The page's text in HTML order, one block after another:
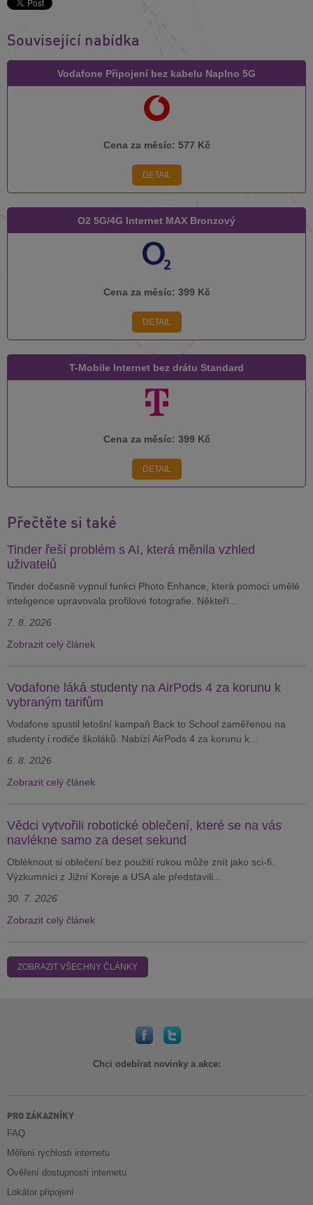
Související nabídka
Vodafone Připojení bez kabelu Naplno 5G
Cena za měsíc: 577 Kč
DETAIL
O2 5G/4G Internet MAX Bronzový
Cena za měsíc: 399 Kč
DETAIL
T-Mobile Internet bez drátu Standard
Cena za měsíc: 399 Kč
DETAIL
Přečtěte si také
Tinder řeší problém s AI, která měnila vzhled
uživatelů
Tinder dočasně vypnul funkci Photo Enhance, která pomocí umělé
inteligence upravovala profilové fotografie. Někteří...
7. 8. 2026
Zobrazit celý článek
Vodafone láká studenty na AirPods 4 za korunu k
vybraným tarifům
Vodafone spustil letošní kampaň Back to School zaměřenou na
studenty i rodiče školáků. Nabízí AirPods 4 za korunu k...
6. 8. 2026
Zobrazit celý článek
Vědci vytvořili robotické oblečení, které se na vás
navlékne samo za deset sekund
Obléknout si oblečení bez použití rukou může znít jako sci-fi.
Výzkumníci z Jižní Koreje a USA ale představili...
30. 7. 2026
Zobrazit celý článek
ZOBRAZIT VŠECHNY ČLÁNKY
Chci odebírat novinky a akce:
PRO ZÁKAZNÍKY
FAQ
Měření rychlosti internetu
Ověření dostupnosti internetu
Lokátor připojení